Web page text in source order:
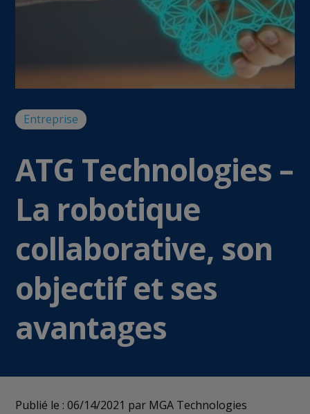
Entreprise
ATG Technologies –
La robotique
collaborative, son
objectif et ses
avantages
Publié le : 06/14/2021 par MGA Technologies